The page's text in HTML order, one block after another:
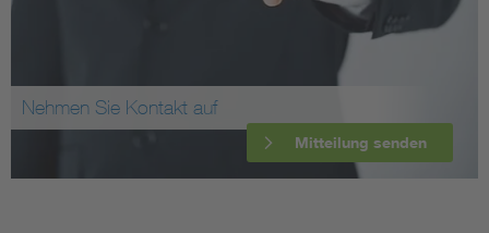
Nehmen Sie Kontakt auf
Mitteilung senden